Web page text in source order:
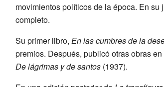
movimientos políticos de la época. En
completo.
Su primer libro, En las cumbres de la
premios. Después, publicó otras obras
De lágrimas y de santos(1937).